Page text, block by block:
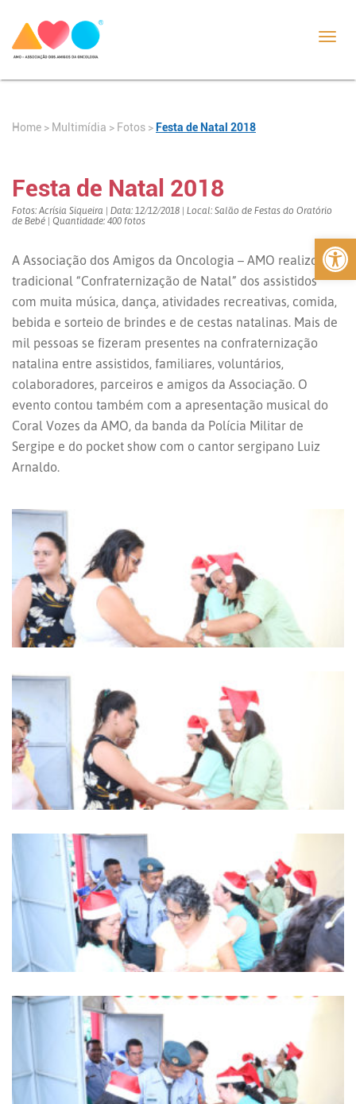
Abrir
Home > Multimídia > Fotos > Festa de Natal 2018
Festa de Natal 2018
Fotos: Acrísia Siqueira | Data: 12/12/2018 | Local: Salão de Festas do Oratório
de Bebé | Quantidade: 400 fotos
A Associação dos Amigos da Oncologia – AMO realizou a
tradicional “Confraternização de Natal” dos assistidos
com muita música, dança, atividades recreativas, comida,
bebida e sorteio de brindes e de cestas natalinas. Mais de
mil pessoas se fizeram presentes na confraternização
natalina entre assistidos, familiares, voluntários,
colaboradores, parceiros e amigos da Associação. O
evento contou também com a apresentação musical do
Coral Vozes da AMO, da banda da Polícia Militar de
Sergipe e do pocket show com o cantor sergipano Luiz
Arnaldo.